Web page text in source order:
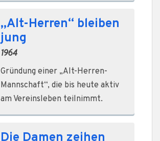
„Alt-Herren“ bleiben
jung
1964
Gründung einer „Alt-Herren-
Mannschaft“, die bis heute aktiv
am Vereinsleben teilnimmt.